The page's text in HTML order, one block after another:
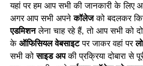
यहां पर हम आप सभी की जानकारी के लिए
अगर आप सभी अपनेकॉलेजको बदलकर
एडमिशनलेना चाह रहे हैं, तो आप सभी को
के ऑफिसियल वेबसाइटपर जाकर वहां पर
सभी कोसाइड अपकी प्रक्रिया दोबारा से